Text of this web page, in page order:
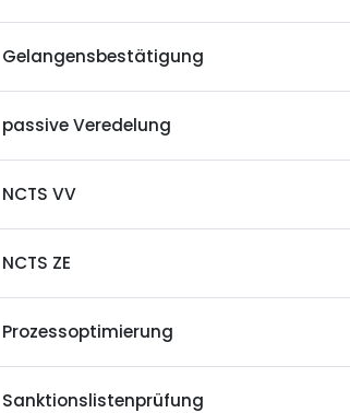
Gelangensbestätigung
passive Veredelung
NCTS VV
NCTS ZE
Prozessoptimierung
Sanktionslistenprüfung